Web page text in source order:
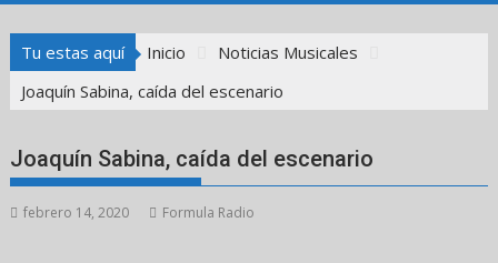
Tu estas aquí Inicio
Noticias Musicales
Joaquín Sabina, caída del escenario
Joaquín Sabina, caída del escenario
febrero 14, 2020 Formula Radio